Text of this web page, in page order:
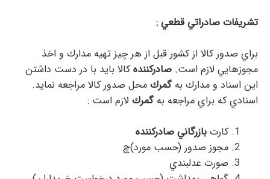
تشريفات صادراتي قطعي :
براي صدور كالا از كشور قبل از هر چيز تهيه مدارك و اخذ
مجوزهايي لازم است. صادركنندهكالا بايد با در دست داشتن
اين اسناد و مدارك به گمركمحل صدور كالا مراجعه نمايد.
اسنادي كه براي مراجعه به گمرك لازم است :
كارتبازرگاني صادركننده
مجوز صدور (حسب مورد)چ
صورت عدلبندي